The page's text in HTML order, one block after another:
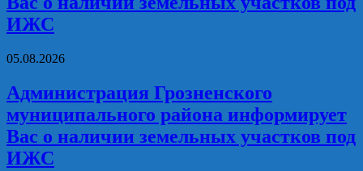
ИЖС
05.08.2026
Администрация Грозненского
муниципального района информирует
Вас о наличии земельных участков под
ИЖС